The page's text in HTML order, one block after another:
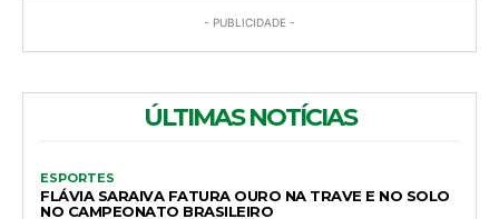
- PUBLICIDADE -
ÚLTIMAS NOTÍCIAS
ESPORTES
FLÁVIA SARAIVA FATURA OURO NA TRAVE E NO SOLO
NO CAMPEONATO BRASILEIRO